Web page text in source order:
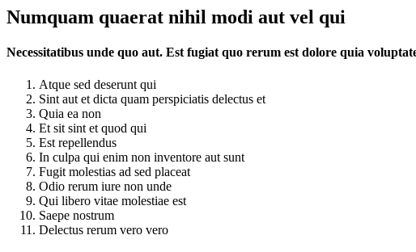
Numquam quaerat nihil modi aut vel qui
Necessitatibus unde quo aut. Est fugiat quo rerum est dolore quia
Atque sed deserunt qui
Sint aut et dicta quam perspiciatis delectus et
Quia ea non
Et sit sint et quod qui
Est repellendus
In culpa qui enim non inventore aut sunt
Fugit molestias ad sed placeat
Odio rerum iure non unde
Qui libero vitae molestiae est
Saepe nostrum
Delectus rerum vero vero